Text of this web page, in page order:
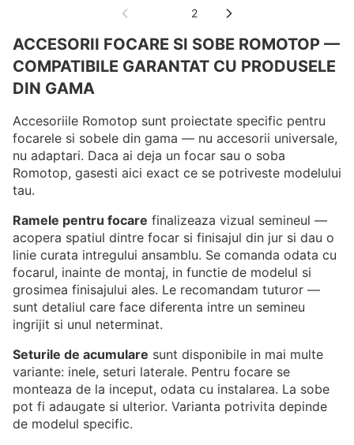
2
ACCESORII FOCARE SI SOBE ROMOTOP —
COMPATIBILE GARANTAT CU PRODUSELE
DIN GAMA
Accesoriile Romotop sunt proiectate specific pentru
focarele si sobele din gama — nu accesorii universale,
nu adaptari. Daca ai deja un focar sau o soba
Romotop, gasesti aici exact ce se potriveste modelului
tau.
Ramele pentru focare finalizeaza vizual semineul —
acopera spatiul dintre focar si finisajul din jur si dau o
linie curata intregului ansamblu. Se comanda odata cu
focarul, inainte de montaj, in functie de modelul si
grosimea finisajului ales. Le recomandam tuturor —
sunt detaliul care face diferenta intre un semineu
ingrijit si unul neterminat.
Seturile de acumulare sunt disponibile in mai multe
variante: inele, seturi laterale. Pentru focare se
monteaza de la inceput, odata cu instalarea. La sobe
pot fi adaugate si ulterior. Varianta potrivita depinde
de modelul specific.